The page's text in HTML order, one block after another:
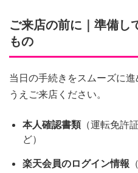
ご来店の前に｜準備し
もの
当日の手続きをスムーズに
うえご来店ください。
本人確認書類（運転免許
ど）
楽天会員のログイン情報